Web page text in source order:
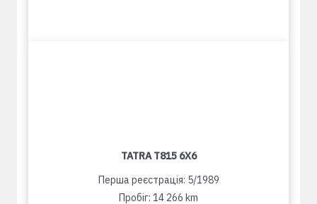
TATRA T815 6X6
Перша реєстрація: 5/1989
Пробіг: 14 266 km